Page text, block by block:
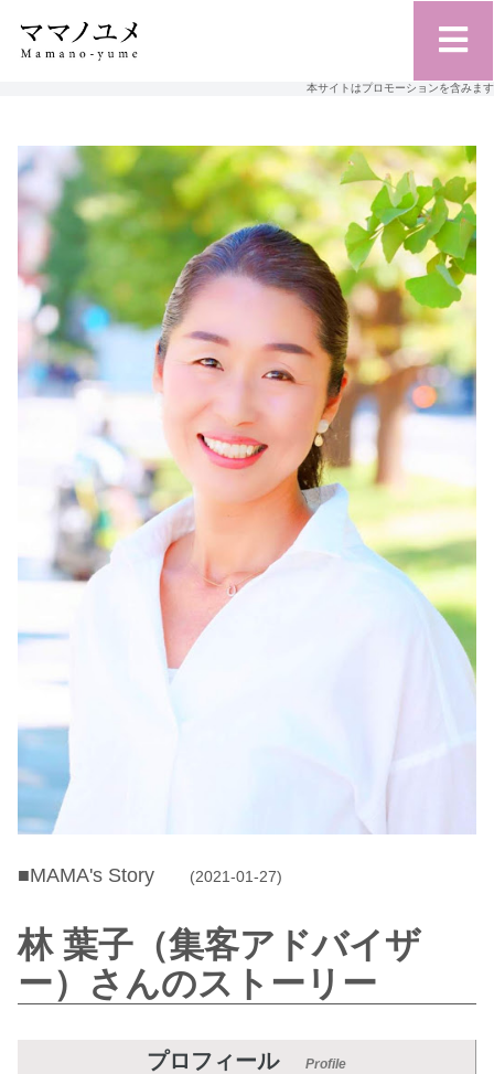
本サイトはプロモーションを含みます
■MAMA's Story (2021-01-27)
林 葉子（集客アドバイザ
ー）さんのストーリー
プロフィール Profile